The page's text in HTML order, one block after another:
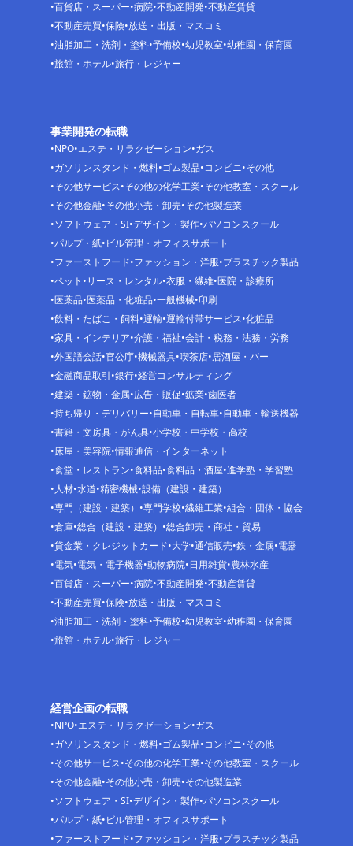
百貨店・スーパー 病院 不動産開発 不動産賃貸
不動産売買 保険 放送・出版・マスコミ
油脂加工・洗剤・塗料 予備校 幼児教室 幼稚園・保育園
旅館・ホテル 旅行・レジャー
事業開発の転職
NPO エステ・リラクゼーション ガス
ガソリンスタンド・燃料 ゴム製品 コンビニ その他
その他サービス その他の化学工業 その他教室・スクール
その他金融 その他小売・卸売 その他製造業
ソフトウェア・SI デザイン・製作 パソコンスクール
パルプ・紙 ビル管理・オフィスサポート
ファーストフード ファッション・洋服 プラスチック製品
ペット リース・レンタル 衣服・繊維 医院・診療所
医薬品 医薬品・化粧品 一般機械 印刷
飲料・たばこ・飼料 運輸 運輸付帯サービス 化粧品
家具・インテリア 介護・福祉 会計・税務・法務・労務
外国語会話 官公庁 機械器具 喫茶店 居酒屋・バー
金融商品取引 銀行 経営コンサルティング
建築・鉱物・金属 広告・販促 鉱業 歯医者
持ち帰り・デリバリー 自動車・自転車 自動車・輸送機器
書籍・文房具・がん具 小学校・中学校・高校
床屋・美容院 情報通信・インターネット
食堂・レストラン 食料品 食料品・酒屋 進学塾・学習塾
人材 水道 精密機械 設備（建設・建築）
専門（建設・建築）
専門学校 繊維工業 組合・団体・協会
倉庫 総合（建設・建築）
総合卸売・商社・貿易
貸金業・クレジットカード 大学 通信販売 鉄・金属 電器
電気 電気・電子機器 動物病院 日用雑貨 農林水産
百貨店・スーパー 病院 不動産開発 不動産賃貸
不動産売買 保険 放送・出版・マスコミ
油脂加工・洗剤・塗料 予備校 幼児教室 幼稚園・保育園
旅館・ホテル 旅行・レジャー
経営企画の転職
NPO エステ・リラクゼーション ガス
ガソリンスタンド・燃料 ゴム製品 コンビニ その他
その他サービス その他の化学工業 その他教室・スクール
その他金融 その他小売・卸売 その他製造業
ソフトウェア・SI デザイン・製作 パソコンスクール
パルプ・紙 ビル管理・オフィスサポート
ファーストフード ファッション・洋服 プラスチック製品